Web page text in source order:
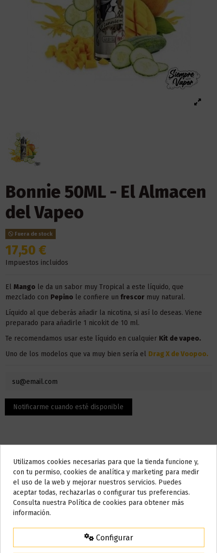
Bonnie 50ML - El Almacen
del Vapeo
Fuera de stock
17,50 €
Impuestos incluidos
El Mangole da un sabor muy Tropical a este líquido, que
mezclado con Pepinole confiere un frescormuy natural.
Líquido al que deberás añadir la nicotina, si así lo deseas. Viene
preparado para añadirle 1 nicokit de 10 ml.
Te recomendamos usar este líquido en cualquier Kit de vapeo.
Uno de los modelos que va muy bien sería el Drag X de Voopoo.
Descripción
puedes añadir nicotina o nicokit sin nicotina para llenarlo hasta
Do not show again.
AVISO IMPORTANTE
Nos tomamos unos días
Todos los pedidos realizados desde el
15% de descuento
Utilizamos cookies necesarias para que la tienda funcione y,
con tu permiso, cookies de analítica y marketing para medir
el uso de la web y mejorar nuestros servicios. Puedes
aceptar todas, rechazarlas o configurar tus preferencias.
Consulta nuestra Política de cookies para obtener más
información.
Configurar